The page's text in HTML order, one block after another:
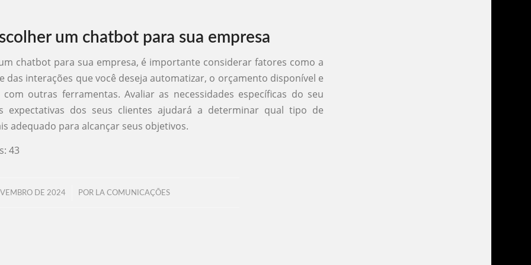
um chatbot para sua empresa
chatbot para sua empresa, é importante considerar fatores como a
das interações que você deseja automatizar, o orçamento disponível e
outras ferramentas. Avaliar as necessidades específicas do seu
expectativas dos seus clientes ajudará a determinar qual tipo de
adequado para alcançar seus objetivos.
43
DE 2024
/ POR LA COMUNICAÇÕES